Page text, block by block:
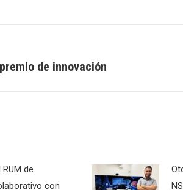
de innovación
de
con